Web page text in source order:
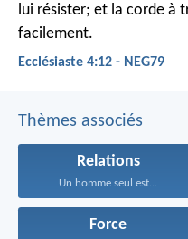
lui résister; et la corde à
facilement.
Ecclésiaste 4:12 - NEG79
Thèmes associés
Relations
Un homme seul est...
Force